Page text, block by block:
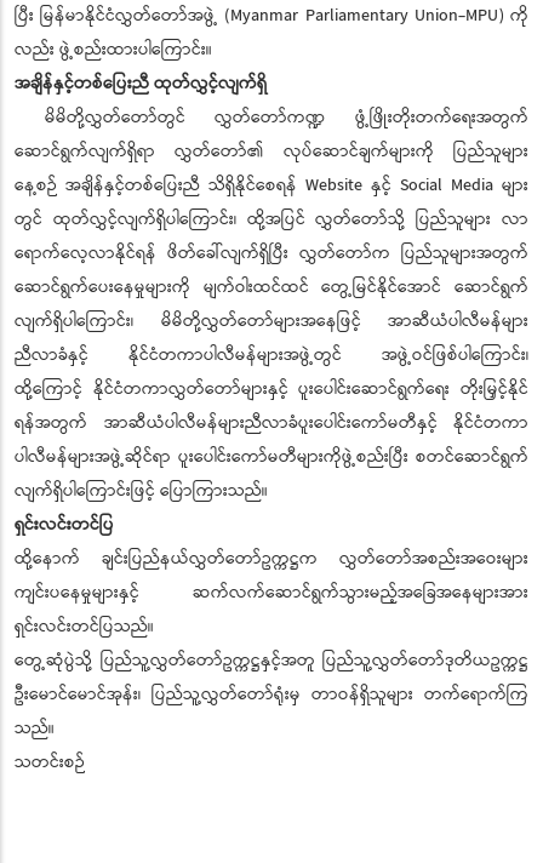
ပြီး မြန်မာနိုင်ငံလွှတ်တော်အဖွဲ့ (Myanmar Parliamentary Union-MPU) ကို
လည်း ဖွဲ့စည်းထားပါကြောင်း။
အချိန်နှင့်တစ်ပြေးညီ ထုတ်လွှင့်လျက်ရှိ
မိမိတို့လွှတ်တော်တွင် လွှတ်တော်ကဏ္ဍ ဖွံ့ဖြိုးတိုးတက်ရေးအတွက်
ဆောင်ရွက်လျက်ရှိရာ လွှတ်တော်၏ လုပ်ဆောင်ချက်များကို ပြည်သူများ
နေ့စဉ် အချိန်နှင့်တစ်ပြေးညီ သိရှိနိုင်စေရန် Website နှင့် Social Media များ
တွင် ထုတ်လွှင့်လျက်ရှိပါကြောင်း၊ ထို့အပြင် လွှတ်တော်သို့ ပြည်သူများ လာ
ရောက်လေ့လာနိုင်ရန် ဖိတ်ခေါ်လျက်ရှိပြီး လွှတ်တော်က ပြည်သူများအတွက်
ဆောင်ရွက်ပေးနေမှုများကို မျက်ဝါးထင်ထင် တွေ့မြင်နိုင်အောင် ဆောင်ရွက်
လျက်ရှိပါကြောင်း၊ မိမိတို့လွှတ်တော်များအနေဖြင့် အာဆီယံပါလီမန်များ
ညီလာခံနှင့် နိုင်ငံတကာပါလီမန်များအဖွဲ့တွင် အဖွဲ့ဝင်ဖြစ်ပါကြောင်း၊
ထို့ကြောင့် နိုင်ငံတကာလွှတ်တော်များနှင့် ပူးပေါင်းဆောင်ရွက်ရေး တိုးမြှင့်နိုင်
ရန်အတွက် အာဆီယံပါလီမန်များညီလာခံပူးပေါင်းကော်မတီနှင့် နိုင်ငံတကာ
ပါလီမန်များအဖွဲ့ဆိုင်ရာ ပူးပေါင်းကော်မတီများကိုဖွဲ့စည်းပြီး စတင်ဆောင်ရွက်
လျက်ရှိပါကြောင်းဖြင့် ပြောကြားသည်။
ရှင်းလင်းတင်ပြ
ထို့နောက် ချင်းပြည်နယ်လွှတ်တော်ဥက္ကဋ္ဌက လွှတ်တော်အစည်းအဝေးများ
ကျင်းပနေမှုများနှင့် ဆက်လက်ဆောင်ရွက်သွားမည့်အခြေအနေများအား
ရှင်းလင်းတင်ပြသည်။
တွေ့ဆုံပွဲသို့ ပြည်သူ့လွှတ်တော်ဥက္ကဋ္ဌနှင့်အတူ ပြည်သူ့လွှတ်တော်ဒုတိယဥက္ကဋ္ဌ
ဦးမောင်မောင်အုန်း၊ ပြည်သူ့လွှတ်တော်ရုံးမှ တာဝန်ရှိသူများ တက်ရောက်ကြ
သည်။
သတင်းစဉ်